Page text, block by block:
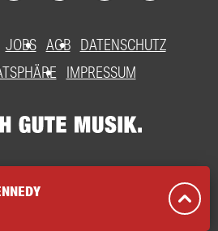
JOBS AGB DATENSCHUTZ
IMPRESSUM